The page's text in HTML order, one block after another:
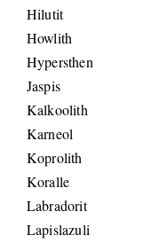
Hilutit
Howlith
Hypersthen
Jaspis
Kalkoolith
Karneol
Koprolith
Koralle
Labradorit
Lapislazuli